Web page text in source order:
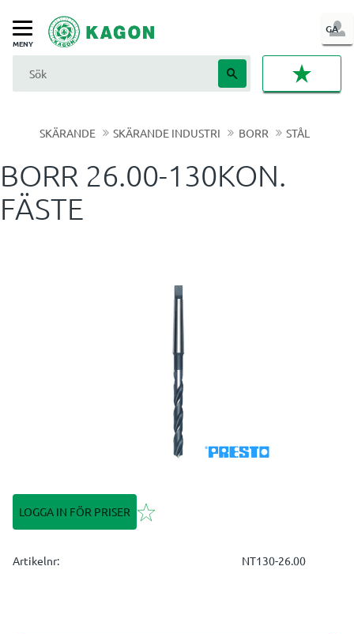
Meny
GA
IN
SKÄRANDE SKÄRANDE INDUSTRI BORR STÅL
BORR 26.00-130KON.
FÄSTE
LOGGA IN FÖR PRISER Lägg till i favoriter
Artikelnr NT130-26.00